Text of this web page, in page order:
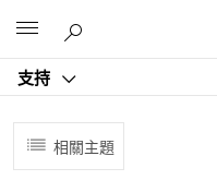
支持
相關主題